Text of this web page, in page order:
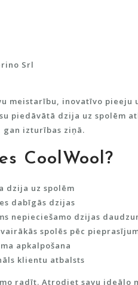
Srl
meistarību, inovatīvo pieeju
piedāvātā dzija uz spolēm
gan izturības ziņā.
CoolWool?
dzija uz spolēm
dabīgās dzijas
nepieciešamo dzijas
spolēs pēc
apkalpošana
klientu atbalsts
radīt. Atrodiet savu ideālo